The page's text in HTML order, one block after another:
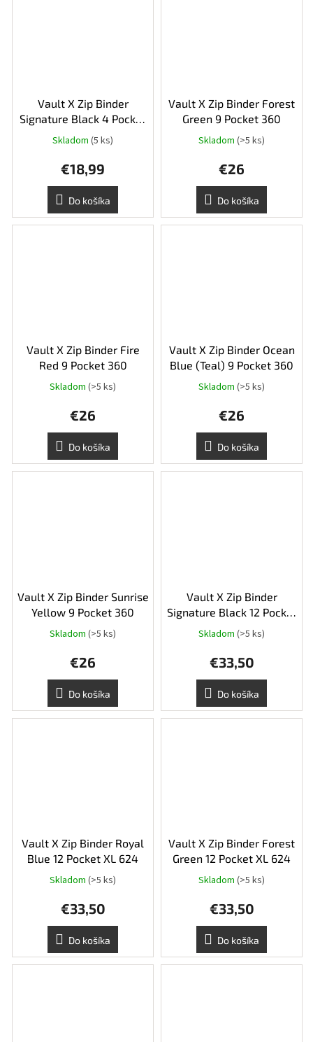
Vault X Zip Binder
Signature Black 4 Pocket
160
Skladom (5 ks)
€18,99
Do košíka
Vault X Zip Binder Forest
Green 9 Pocket 360
Priemerné
5
Skladom (>5 ks)
€26
Do košíka
Vault X Zip Binder Fire
Red 9 Pocket 360
Skladom (>5 ks)
€26
Do košíka
Vault X Zip Binder Ocean
Blue (Teal) 9 Pocket 360
Priemerné
5
Skladom (>5 ks)
€26
Do košíka
Vault X Zip Binder Sunrise
Yellow 9 Pocket 360
Skladom (>5 ks)
€26
Do košíka
Vault X Zip Binder
Signature Black 12 Pocket
XL 624
Skladom (>5 ks)
€33,50
Do košíka
Vault X Zip Binder Royal
Blue 12 Pocket XL 624
Skladom (>5 ks)
€33,50
Do košíka
Vault X Zip Binder Forest
Green 12 Pocket XL 624
Skladom (>5 ks)
€33,50
Do košíka